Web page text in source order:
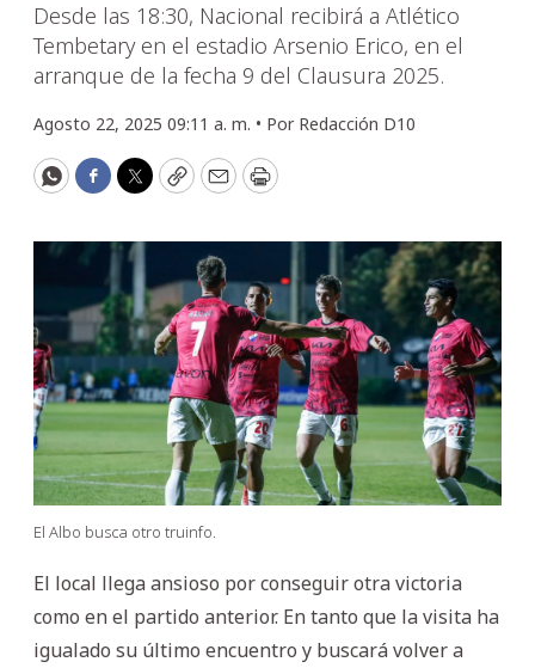
Desde las 18:30, Nacional recibirá a Atlético
Tembetary en el estadio Arsenio Erico, en el
arranque de la fecha 9 del Clausura 2025.
Agosto 22, 2025 09:11 a. m. • Por Redacción D10
WhatsApp
Facebook
Twitter
CopyEmailPrint
El Albo busca otro truinfo.
El local llega ansioso por conseguir otra victoria
como en el partido anterior. En tanto que la visita ha
igualado su último encuentro y buscará volver a